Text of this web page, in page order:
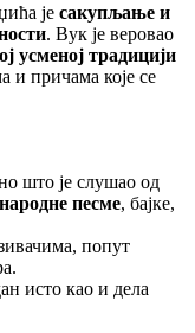
је сакупљање и
. Вук је веровао
усменој традицији
и причама које се
што је слушао од
песме, бајке,
попут
исто као и дела